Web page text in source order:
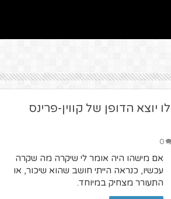
יוצא הדופן של קווין-פרינס
0
אם מישהו היה אומר לי שיקרה מה שקרה
עכשיו, כנראה הייתי חושב שהוא שיכור, או
התעורר מצחיק במיוחד.